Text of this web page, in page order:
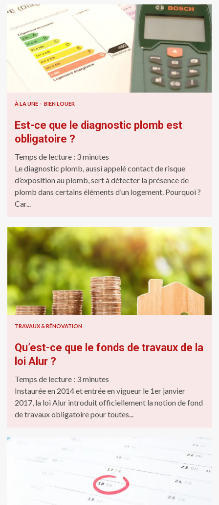
À LA UNE BIEN LOUER
Est-ce que le diagnostic plomb est
obligatoire ?
Temps de lecture : 3minutes
Le diagnostic plomb, aussi appelé contact de risque
d’exposition au plomb, sert à détecter la présence de
plomb dans certains éléments d’un logement. Pourquoi ?
Car...
TRAVAUX & RÉNOVATION
Qu’est-ce que le fonds de travaux de la
loi Alur ?
Temps de lecture : 3minutes
Instaurée en 2014 et entrée en vigueur le 1er janvier
2017, la loi Alur introduit officiellement la notion de fond
de travaux obligatoire pour toutes...